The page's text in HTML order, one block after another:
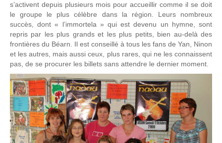
s’activent depuis plusieurs mois pour accueillir comme il se doit
le groupe le plus célèbre dans la région. Leurs nombreux
succès, dont « l’immortela » qui est devenu un hymne, sont
repris par les plus grands et les plus petits, bien au-delà des
frontières du Béarn. Il est conseillé à tous les fans de Yan, Ninon
et les autres, mais aussi ceux, plus rares, qui ne les connaissent
pas, de se procurer les billets sans attendre le dernier moment.